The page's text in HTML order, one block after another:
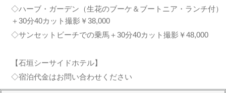
◇ハーブ・ガーデン（生花のブーケ＆ブートニア・ランチ付）
＋30分40カット撮影￥38,000
◇サンセットビーチでの乗馬＋30分40カット撮影￥48,000
【石垣シーサイドホテル】
◇宿泊代金はお問い合わせください